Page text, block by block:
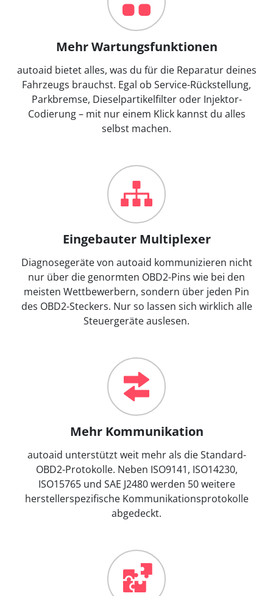
Mehr Wartungsfunktionen
autoaid bietet alles, was du für die Reparatur deines
Fahrzeugs brauchst. Egal ob Service-Rückstellung,
Parkbremse, Dieselpartikelfilter oder Injektor-
Codierung – mit nur einem Klick kannst du alles
selbst machen.
Eingebauter Multiplexer
Diagnosegeräte von autoaid kommunizieren nicht
nur über die genormten OBD2-Pins wie bei den
meisten Wettbewerbern, sondern über jeden Pin
des OBD2-Steckers. Nur so lassen sich wirklich alle
Steuergeräte auslesen.
Mehr Kommunikation
autoaid unterstützt weit mehr als die Standard-
OBD2-Protokolle. Neben ISO9141, ISO14230,
ISO15765 und SAE J2480 werden 50 weitere
herstellerspezifische Kommunikationsprotokolle
abgedeckt.